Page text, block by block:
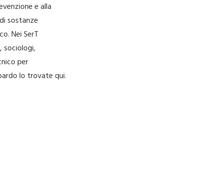
e alla
sostanze
Nei SerT
sociologi,
per
lo trovatequi.